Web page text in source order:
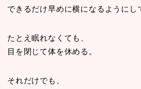
できるだけ早めに横になるようにし
たとえ眠れなくても、
目を閉じて体を休める。
それだけでも、